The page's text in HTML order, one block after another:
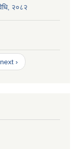
२०८२
next ›